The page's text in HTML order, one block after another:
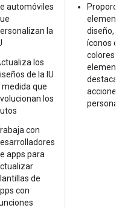
automóviles
la
los
de la IU
medida que
los
con
apps para
de
con
diseño,
íconos de
colores
acciones